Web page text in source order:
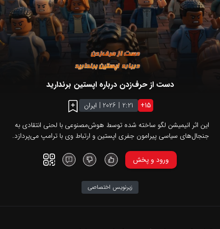
دست از حرف‌زدن درباره اپستین برندارید
15
+
2:21
|
2026
| ایران
این اثر انیمیشن لگو ساخته شده توسط هوش‌مصنوعی با لحنی انتقادی به
جنجال‌های سیاسی پیرامون جفری اپستین و ارتباط وی با ترامپ می‌پردازد.
ورود و پخش
زیرنویس اختصاصی